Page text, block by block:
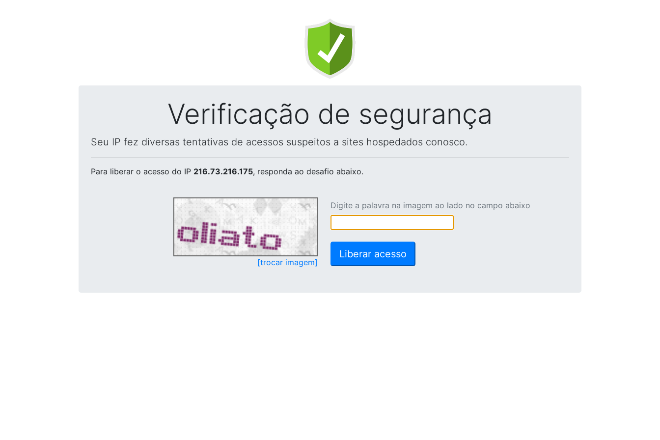
Verificação de segurança
Seu IP fez diversas tentativas de acessos suspeitos a sites hospedados conosco.
Para liberar o acesso do IP 216.73.216.175, responda ao desafio abaixo.
[trocar imagem]
Digite a palavra na imagem ao lado no campo abaixo